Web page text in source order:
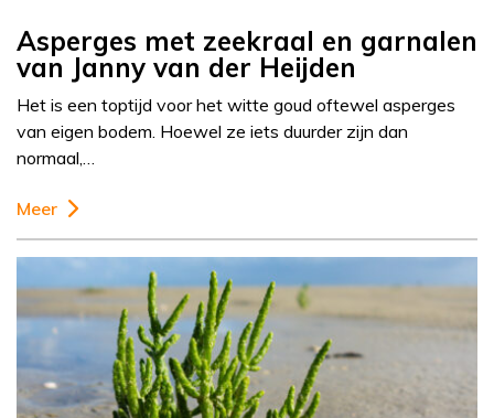
Asperges met zeekraal en garnalen
van Janny van der Heijden
Het is een toptijd voor het witte goud oftewel asperges
van eigen bodem. Hoewel ze iets duurder zijn dan
normaal,…
Meer